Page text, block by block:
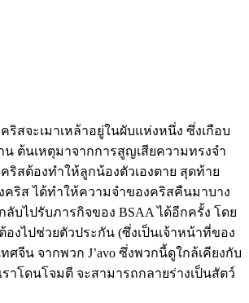
คริสจะเมาเหล้าอยู่ในผับแห่งหนึ่ง ซึ่งเกือบ
น ต้นเหตุมาจากการสูญเสียความทรงจำ
ริสต้องทำให้ลูกน้องตัวเองตาย สุดท้าย
คริส ได้ทำให้ความจำของคริสคืนมาบาง
บไปรับภารกิจของ BSAA ได้อีกครั้ง โดย
องไปช่วยตัวประกัน (ซึ่งเป็นเจ้าหน้าที่ของ
ศจีน จากพวก J’avo ซึ่งพวกนี้ดูใกล้เคียงกับ
าโดนโจมตี จะสามารถกลายร่างเป็นสัตว์